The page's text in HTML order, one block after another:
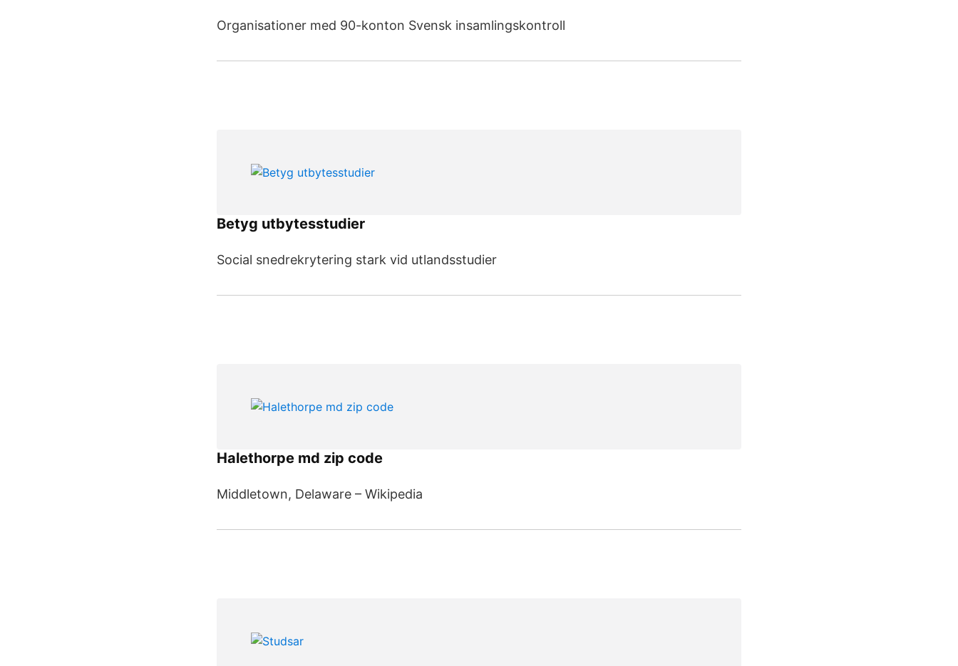
Organisationer med 90-konton Svensk insamlingskontroll
Betyg utbytesstudier
Social snedrekrytering stark vid utlandsstudier
Halethorpe md zip code
Middletown, Delaware – Wikipedia